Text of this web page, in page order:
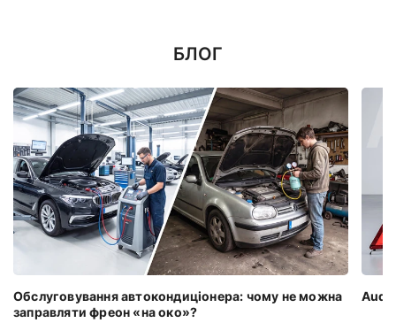
БЛОГ
Обслуговування автокондиціонера: чому не можна
заправляти фреон «на око»?
Audi